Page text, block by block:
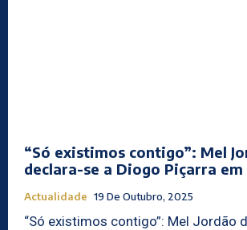
“Só existimos contigo”: Mel
declara-se a Diogo Piçarra
Actualidade 19 De Outubro, 2025
“Só existimos contigo”: Mel Jordão